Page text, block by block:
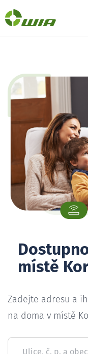
místě
Zadejte adresu a
na doma v místě
Ulice, č. p. a obec